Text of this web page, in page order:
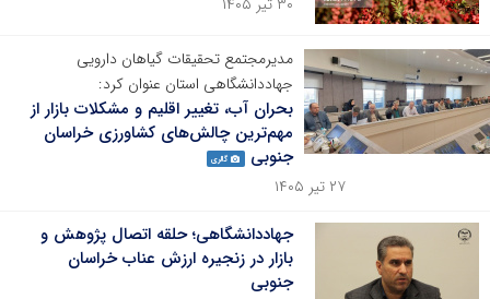
مدیرمجتمع تحقیقات گیاهان دارویی
جهاددانشگاهی استان عنوان کرد:
بحران آب، تغییر اقلیم و مشکلات بازار از
مهم‌ترین چالش‌های کشاورزی خراسان
جنوبی
گالری
۲۷ تیر ۱۴۰۵
جهاددانشگاهی؛ حلقه اتصال پژوهش و
بازار در زنجیره ارزش عناب خراسان
جنوبی